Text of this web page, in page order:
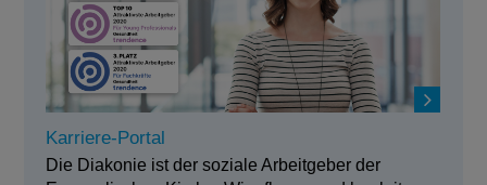
Karriere-Portal
Die Diakonie ist der soziale Arbeitgeber der